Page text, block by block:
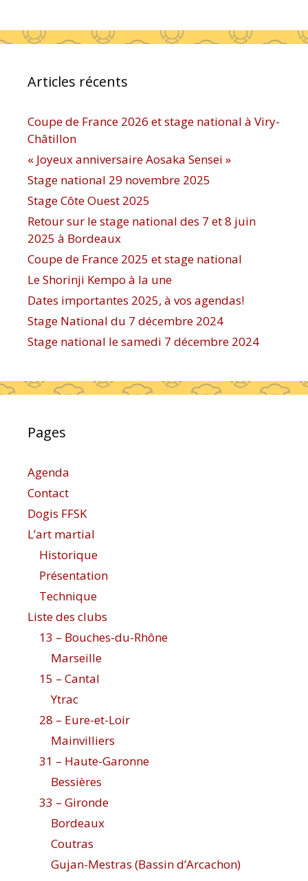
Articles récents
Coupe de France 2026 et stage national à Viry-
Châtillon
« Joyeux anniversaire Aosaka Sensei »
Stage national 29 novembre 2025
Stage Côte Ouest 2025
Retour sur le stage national des 7 et 8 juin
2025 à Bordeaux
Coupe de France 2025 et stage national
Le Shorinji Kempo à la une
Dates importantes 2025, à vos agendas!
Stage National du 7 décembre 2024
Stage national le samedi 7 décembre 2024
Pages
Agenda
Contact
Dogis FFSK
L’art martial
Historique
Présentation
Technique
Liste des clubs
13 – Bouches-du-Rhône
Marseille
15 – Cantal
Ytrac
28 – Eure-et-Loir
Mainvilliers
31 – Haute-Garonne
Bessières
33 – Gironde
Bordeaux
Coutras
Gujan-Mestras (Bassin d’Arcachon)